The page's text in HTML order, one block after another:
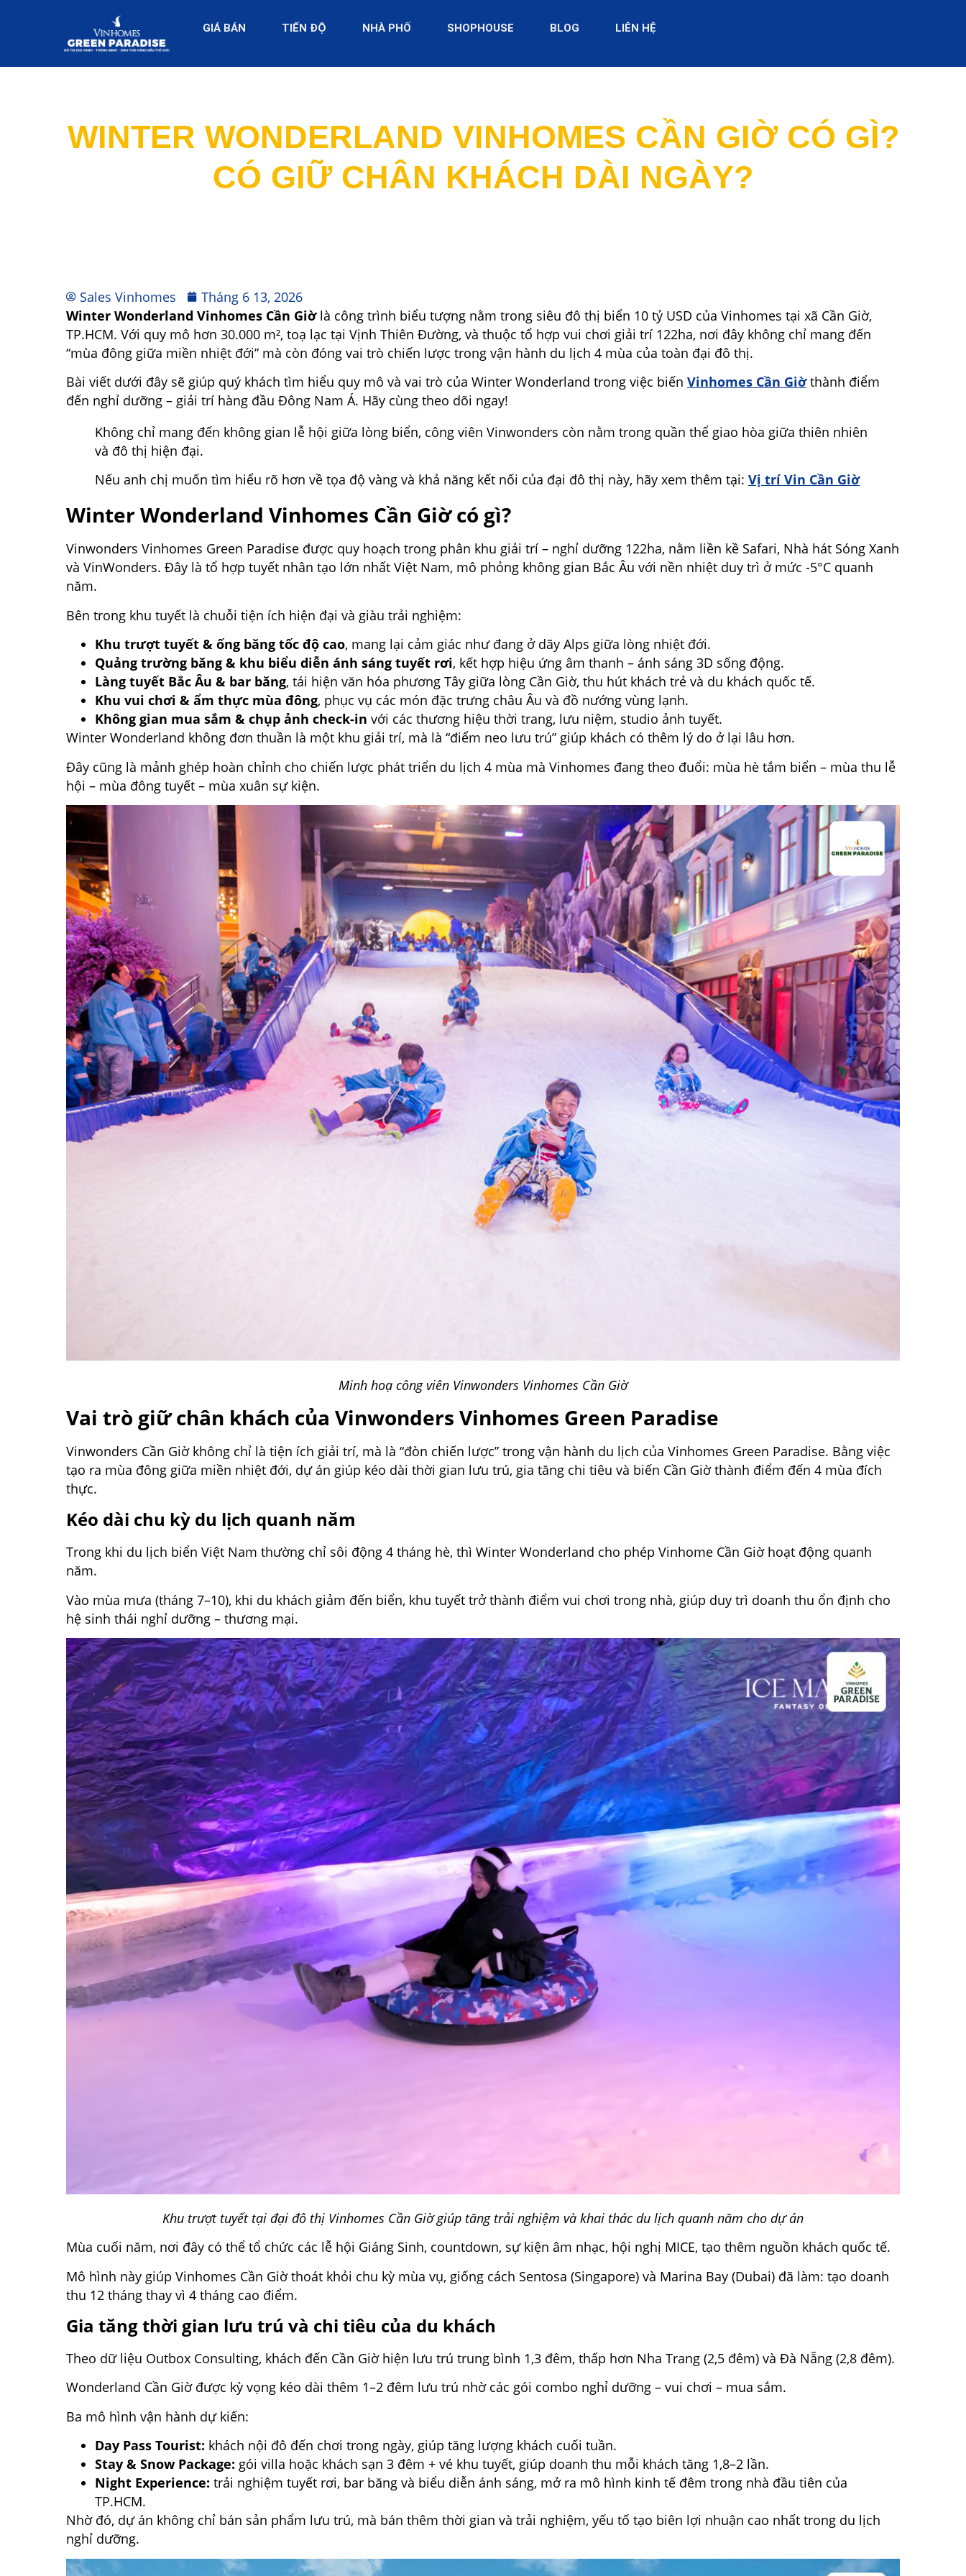
GIÁ BÁN TIẾN ĐỘ NHÀ PHỐ SHOPHOUSE BLOG LIÊN HỆ
WINTER WONDERLAND VINHOMES CẦN GIỜ CÓ GÌ?
CÓ GIỮ CHÂN KHÁCH DÀI NGÀY?
Sales Vinhomes
Tháng 6 13, 2026
Winter Wonderland Vinhomes Cần Giờlà công trình biểu tượng nằm trong siêu đô thị biển 10 tỷ USD của Vinhomes tại xã Cần Giờ,
TP.HCM. Với quy mô hơn 30.000 m², toạ lạc tại Vịnh Thiên Đường, và thuộc tổ hợp vui chơi giải trí 122ha, nơi đây không chỉ mang đến
“mùa đông giữa miền nhiệt đới” mà còn đóng vai trò chiến lược trong vận hành du lịch 4 mùa của toàn đại đô thị.
Bài viết dưới đây sẽ giúp quý khách tìm hiểu quy mô và vai trò của Winter Wonderland trong việc biến Vinhomes Cần Giờthành điểm
đến nghỉ dưỡng – giải trí hàng đầu Đông Nam Á. Hãy cùng theo dõi ngay!
Không chỉ mang đến không gian lễ hội giữa lòng biển, công viên Vinwonders còn nằm trong quần thể giao hòa giữa thiên nhiên
và đô thị hiện đại.
Nếu anh chị muốn tìm hiểu rõ hơn về tọa độ vàng và khả năng kết nối của đại đô thị này, hãy xem thêm tại: Vị trí Vin Cần Giờ
Winter Wonderland Vinhomes Cần Giờ có gì?
Vinwonders Vinhomes Green Paradise được quy hoạch trong phân khu giải trí – nghỉ dưỡng 122ha, nằm liền kề Safari, Nhà hát Sóng Xanh
và VinWonders. Đây là tổ hợp tuyết nhân tạo lớn nhất Việt Nam, mô phỏng không gian Bắc Âu với nền nhiệt duy trì ở mức -5°C quanh
năm.
Bên trong khu tuyết là chuỗi tiện ích hiện đại và giàu trải nghiệm:
Khu trượt tuyết & ống băng tốc độ cao, mang lại cảm giác như đang ở dãy Alps giữa lòng nhiệt đới.
Quảng trường băng & khu biểu diễn ánh sáng tuyết rơi, kết hợp hiệu ứng âm thanh – ánh sáng 3D sống động.
Làng tuyết Bắc Âu & bar băng, tái hiện văn hóa phương Tây giữa lòng Cần Giờ, thu hút khách trẻ và du khách quốc tế.
Khu vui chơi & ẩm thực mùa đông, phục vụ các món đặc trưng châu Âu và đồ nướng vùng lạnh.
Không gian mua sắm & chụp ảnh check-in với các thương hiệu thời trang, lưu niệm, studio ảnh tuyết.
Winter Wonderland không đơn thuần là một khu giải trí, mà là “điểm neo lưu trú” giúp khách có thêm lý do ở lại lâu hơn.
Đây cũng là mảnh ghép hoàn chỉnh cho chiến lược phát triển du lịch 4 mùa mà Vinhomes đang theo đuổi: mùa hè tắm biển – mùa thu lễ
hội – mùa đông tuyết – mùa xuân sự kiện.
Minh hoạ công viên Vinwonders Vinhomes Cần Giờ
Vai trò giữ chân khách của Vinwonders Vinhomes Green Paradise
Vinwonders Cần Giờ không chỉ là tiện ích giải trí, mà là “đòn chiến lược” trong vận hành du lịch của Vinhomes Green Paradise. Bằng việc
tạo ra mùa đông giữa miền nhiệt đới, dự án giúp kéo dài thời gian lưu trú, gia tăng chi tiêu và biến Cần Giờ thành điểm đến 4 mùa đích
thực.
Kéo dài chu kỳ du lịch quanh năm
Trong khi du lịch biển Việt Nam thường chỉ sôi động 4 tháng hè, thì Winter Wonderland cho phép Vinhome Cần Giờ hoạt động quanh
năm.
Vào mùa mưa (tháng 7–10), khi du khách giảm đến biển, khu tuyết trở thành điểm vui chơi trong nhà, giúp duy trì doanh thu ổn định cho
hệ sinh thái nghỉ dưỡng – thương mại.
Khu trượt tuyết tại đại đô thị Vinhomes Cần Giờ giúp tăng trải nghiệm và khai thác du lịch quanh năm cho dự án
Mùa cuối năm, nơi đây có thể tổ chức các lễ hội Giáng Sinh, countdown, sự kiện âm nhạc, hội nghị MICE, tạo thêm nguồn khách quốc tế.
Mô hình này giúp Vinhomes Cần Giờ thoát khỏi chu kỳ mùa vụ, giống cách Sentosa (Singapore) và Marina Bay (Dubai) đã làm: tạo doanh
thu 12 tháng thay vì 4 tháng cao điểm.
Gia tăng thời gian lưu trú và chi tiêu của du khách
Theo dữ liệu Outbox Consulting, khách đến Cần Giờ hiện lưu trú trung bình 1,3 đêm, thấp hơn Nha Trang (2,5 đêm) và Đà Nẵng (2,8 đêm).
Wonderland Cần Giờ được kỳ vọng kéo dài thêm 1–2 đêm lưu trú nhờ các gói combo nghỉ dưỡng – vui chơi – mua sắm.
Ba mô hình vận hành dự kiến:
Day Pass Tourist: khách nội đô đến chơi trong ngày, giúp tăng lượng khách cuối tuần.
Stay & Snow Package: gói villa hoặc khách sạn 3 đêm + vé khu tuyết, giúp doanh thu mỗi khách tăng 1,8–2 lần.
Night Experience: trải nghiệm tuyết rơi, bar băng và biểu diễn ánh sáng, mở ra mô hình kinh tế đêm trong nhà đầu tiên của
TP.HCM.
Nhờ đó, dự án không chỉ bán sản phẩm lưu trú, mà bán thêm thời gian và trải nghiệm, yếu tố tạo biên lợi nhuận cao nhất trong du lịch
nghỉ dưỡng.